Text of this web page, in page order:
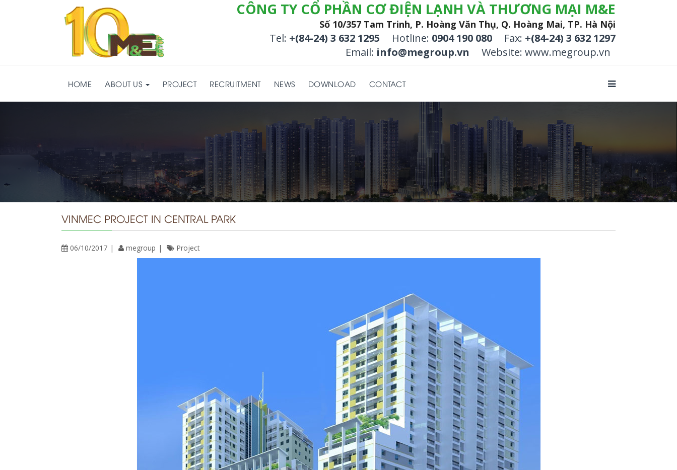
CÔNG TY CỔ PHẦN CƠ ĐIỆN LẠNH VÀ THƯƠNG MẠI M&E
Số 10/357 Tam Trinh, P. Hoàng Văn Thụ, Q. Hoàng Mai, TP. Hà Nội
Tel: +(84-24) 3 632 1295 Hotline: 0904 190 080 Fax: +(84-24) 3 632 1297
Email: info@megroup.vn Website: www.megroup.vn
HOME ABOUT US PROJECT RECRUITMENT NEWS DOWNLOAD CONTACT
VINMEC PROJECT IN CENTRAL PARK
06/10/2017 megroup Project